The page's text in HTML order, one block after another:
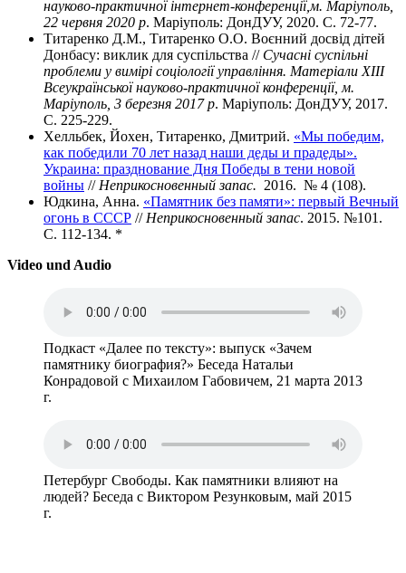
науково-практичної інтернет-конференції,м. Маріуполь,
22 червня 2020 р. Маріуполь: ДонДУУ, 2020. С. 72-77.
Титаренко Д.М., Титаренко О.О. Воєнний досвід дітей
Донбасу: виклик для суспільства // Сучасні суспільні
проблеми у вимірі соціології управління. Матеріали ХІІІ
Всеукраїнської науково-практичної конференції, м.
Маріуполь, 3 березня 2017 р. Маріуполь: ДонДУУ, 2017.
С. 225-229.
Хелльбек, Йохен, Титаренко, Дмитрий. «Мы победим,
как победили 70 лет назад наши деды и прадеды».
Украина: празднование Дня Победы в тени новой
войны //Неприкосновенный запас. 2016. № 4 (108).
Юдкина, Анна. «Памятник без памяти»: первый Вечный
огонь в СССР //Неприкосновенный запас. 2015. №101.
С. 112-134. *
Video und Audio
Подкаст «Далее по тексту»: выпуск «Зачем
памятнику биография?» Беседа Натальи
Конрадовой с Михаилом Габовичем, 21 марта 2013
г.
Петербург Свободы. Как памятники влияют на
людей? Беседа с Виктором Резунковым, май 2015
г.